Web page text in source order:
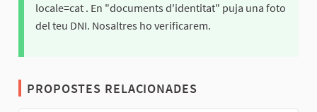
locale=cat . En "documents d'identitat" puja una foto
del teu DNI. Nosaltres ho verificarem.
PROPOSTES RELACIONADES